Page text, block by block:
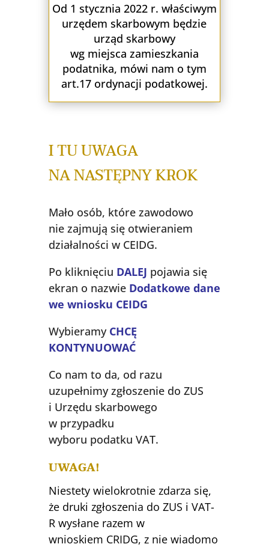
Od 1 stycznia 2022 r. właściwym
urzędem skarbowym będzie
urząd skarbowy
wg miejsca zamieszkania
podatnika, mówi nam o tym
art.17 ordynacji podatkowej.
I TU UWAGA
NA NASTĘPNY KROK
Mało osób, które zawodowo
nie zajmują się otwieraniem
działalności w CEIDG.
Po kliknięciu DALEJ pojawia się
ekran o nazwie Dodatkowe dane
we wniosku CEIDG
Wybieramy CHCĘ
KONTYNUOWAĆ
Co nam to da, od razu
uzupełnimy zgłoszenie do ZUS
i Urzędu skarbowego
w przypadku
wyboru podatku VAT.
UWAGA!
Niestety wielokrotnie zdarza się,
że druki zgłoszenia do ZUS i VAT-
R wysłane razem w
wnioskiem CRIDG, z nie wiadomo